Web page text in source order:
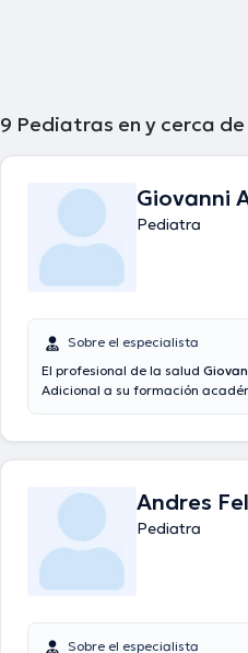
9 Pediatras en y cerca de
Giovanni
Pediatra
Sobre el especialista
El profesional de la salud
Adicional a su formación
publicado numerosos artículos.
Español en su consultorio.
Andres
Pediatra
Sobre el especialista